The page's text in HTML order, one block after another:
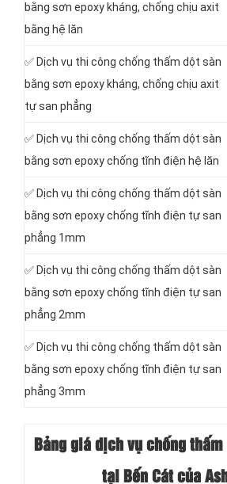
bằng sơn epoxy kháng, chống chịu axit
bằng hệ lăn
✅ Dịch vụ thi công chống thấm dột sàn
bằng sơn epoxy kháng, chống chịu axit
tự san phẳng
✅ Dịch vụ thi công chống thấm dột sàn
bằng sơn epoxy chống tĩnh điện hệ lăn
✅ Dịch vụ thi công chống thấm dột sàn
bằng sơn epoxy chống tĩnh điện tự san
phẳng 1mm
✅ Dịch vụ thi công chống thấm dột sàn
bằng sơn epoxy chống tĩnh điện tự san
phẳng 2mm
✅ Dịch vụ thi công chống thấm dột sàn
bằng sơn epoxy chống tĩnh điện tự san
phẳng 3mm
Bảng giá dịch vụ chống
tại Bến Cát của